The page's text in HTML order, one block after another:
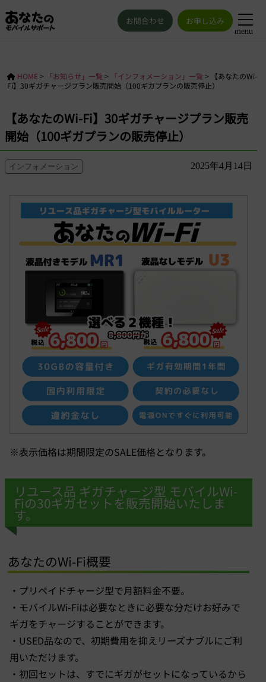
menu
お問合わせ お申し込み
HOME > 「お知らせ」一覧 > 「インフォメーション」一覧 >
【あなたのWi-
Fi】30ギガチャージプラン販売開始（100ギガプランの販売停止）
【あなたのWi-Fi】30ギガチャージプラン販売
開始（100ギガプランの販売停止）
インフォメーション 2025年4月14日
※表示価格は期間限定のSALE価格となります。
リユース品 ギガチャージ型 モバイルWi-
Fiの30ギガセットを販売開始いたしま
す。
あなたのWi-Fi概要
・プリペイドチャージ型で月額料金不要。
・モバイルWi-Fiは必要なときに必要な分だけお好みで
ギガをチャージすることができます。
・USED品なので、初期費用を抑えリーズナブルにご利
用いただけます。
・初回セットは、すでにギガがセットになっているから